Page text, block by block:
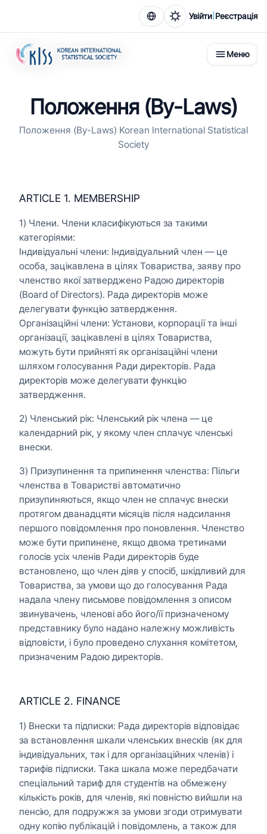
Увійти Реєстрація
Меню
Положення (By-Laws)
Положення (By-Laws) Korean International Statistical
Society
ARTICLE 1. MEMBERSHIP
1) Члени. Члени класифікуються за такими
категоріями:
Індивідуальні члени: Індивідуальний член — це
особа, зацікавлена в цілях Товариства, заяву про
членство якої затверджено Радою директорів
(Board of Directors). Рада директорів може
делегувати функцію затвердження.
Організаційні члени: Установи, корпорації та інші
організації, зацікавлені в цілях Товариства,
можуть бути прийняті як організаційні члени
шляхом голосування Ради директорів. Рада
директорів може делегувати функцію
затвердження.
2) Членський рік: Членський рік члена — це
календарний рік, у якому член сплачує членські
внески.
3) Призупинення та припинення членства: Пільги
членства в Товаристві автоматично
призупиняються, якщо член не сплачує внески
протягом дванадцяти місяців після надсилання
першого повідомлення про поновлення. Членство
може бути припинене, якщо двома третинами
голосів усіх членів Ради директорів буде
встановлено, що член діяв у спосіб, шкідливий для
Товариства, за умови що до голосування Рада
надала члену письмове повідомлення з описом
звинувачень, членові або його/її призначеному
представнику було надано належну можливість
відповісти, і було проведено слухання комітетом,
призначеним Радою директорів.
ARTICLE 2. FINANCE
1) Внески та підписки: Рада директорів відповідає
за встановлення шкали членських внесків (як для
індивідуальних, так і для організаційних членів) і
тарифів підписки. Така шкала може передбачати
спеціальний тариф для студентів на обмежену
кількість років, для членів, які повністю вийшли на
пенсію, для подружжя за умови згоди отримувати
одну копію публікацій і повідомлень, а також для